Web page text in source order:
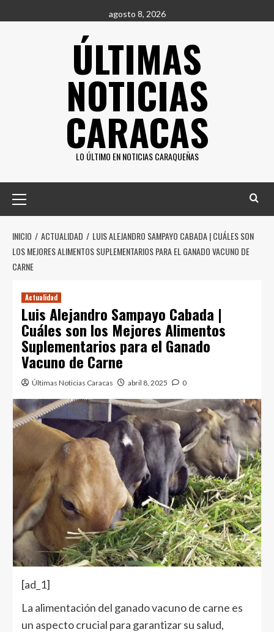
al
agosto 8, 2026
ÚLTIMAS
NOTICIAS
CARACAS
LO ÚLTIMO EN NOTICIAS CARAQUEÑAS
principal
INICIO ACTUALIDAD
LUIS ALEJANDRO SAMPAYO CABADA | CUÁLES SON
LOS MEJORES ALIMENTOS SUPLEMENTARIOS PARA EL GANADO VACUNO DE
CARNE
Actualidad
Luis Alejandro Sampayo Cabada |
Cuáles son los Mejores Alimentos
Suplementarios para el Ganado
Vacuno de Carne
Últimas Noticias Caracas abril 8, 2025 0
[ad_1]
La alimentación del ganado vacuno de carne es
un aspecto crucial para garantizar su salud,